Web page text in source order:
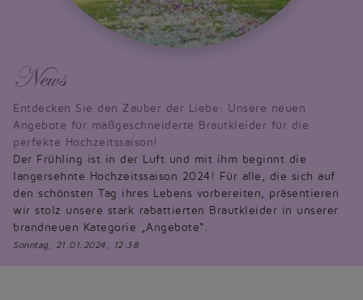
News
Entdecken Sie den Zauber der Liebe: Unsere neuen
Angebote für maßgeschneiderte Brautkleider für die
perfekte Hochzeitssaison!
Der Frühling ist in der Luft und mit ihm beginnt die
langersehnte Hochzeitssaison 2024! Für alle, die sich auf
den schönsten Tag ihres Lebens vorbereiten, präsentieren
wir stolz unsere stark rabattierten Brautkleider in unserer
brandneuen Kategorie „Angebote“.
Sonntag, 21.01.2024, 12:38